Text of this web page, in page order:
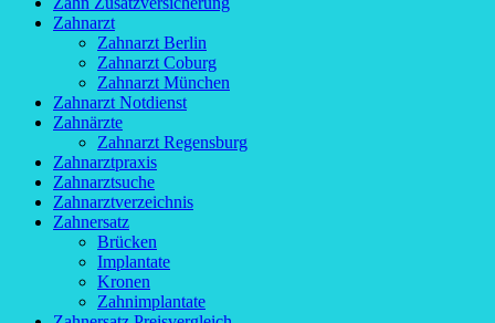
Zahnarzt
Zahnarzt Berlin
Zahnarzt Coburg
Zahnarzt München
Zahnarzt Notdienst
Zahnärzte
Zahnarzt Regensburg
Zahnarztpraxis
Zahnarztsuche
Zahnarztverzeichnis
Zahnersatz
Brücken
Implantate
Kronen
Zahnimplantate